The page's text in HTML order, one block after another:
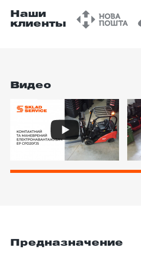
Наши
клиенты
Видео
Предназначение